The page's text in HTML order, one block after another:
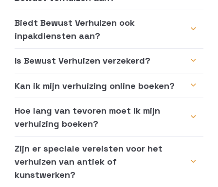
Biedt Bewust Verhuizen ook
inpakdiensten aan?
Is Bewust Verhuizen verzekerd?
Kan ik mijn verhuizing online boeken?
Hoe lang van tevoren moet ik mijn
verhuizing boeken?
Zijn er speciale vereisten voor het
verhuizen van antiek of
kunstwerken?